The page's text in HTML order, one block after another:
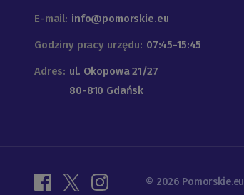
E-mail: info@pomorskie.eu
Godziny pracy urzędu: 07:45-15:45
Adres: ul. Okopowa 21/27
80-810 Gdańsk
© 2026 Pomorskie.eu